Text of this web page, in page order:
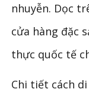
nhuyễn. Dọc
cửa hàng đặc
thực quốc tế
Chi tiết cách